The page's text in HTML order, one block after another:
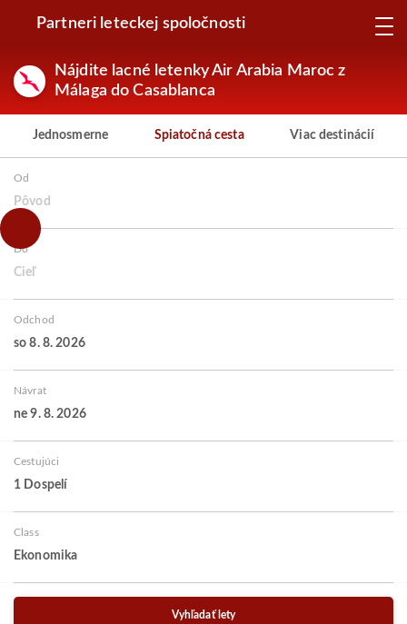
Partneri leteckej spoločnosti
Nájdite lacné letenky Air Arabia Maroc z
Málaga do Casablanca
Jednosmerne Spiatočná cesta Viac destinácií
Od
Pôvod
Do
Cieľ
Odchod
so 8. 8. 2026
Návrat
ne 9. 8. 2026
Cestujúci
1 Dospelí
Class
Ekonomika
Vyhľadať lety